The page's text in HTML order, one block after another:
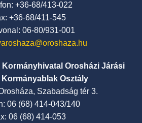
+36-68/413-022
+36-68/411-545
06-80/931-001
Kormányhivatal Orosházi Járási
Kormányablak Osztály
Szabadság tér 3.
06 (68) 414-043/140
06 (68) 414-053